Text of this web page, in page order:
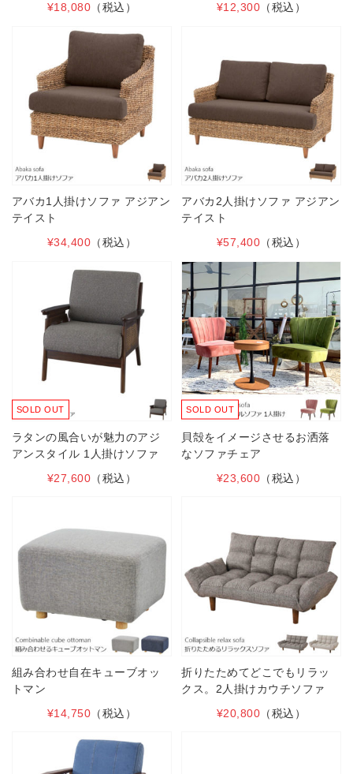
¥18,080 （税込）
¥12,300 （税込）
アバカ1人掛けソファ アジアン
テイスト
¥34,400 （税込）
アバカ2人掛けソファ アジアン
テイスト
¥57,400 （税込）
SOLD OUT
ラタンの風合いが魅力のアジ
アンスタイル 1人掛けソファ
¥27,600 （税込）
SOLD OUT
貝殻をイメージさせるお洒落
なソファチェア
¥23,600 （税込）
組み合わせ自在キューブオッ
トマン
¥14,750 （税込）
折りたためてどこでもリラッ
クス。2人掛けカウチソファ
¥20,800 （税込）